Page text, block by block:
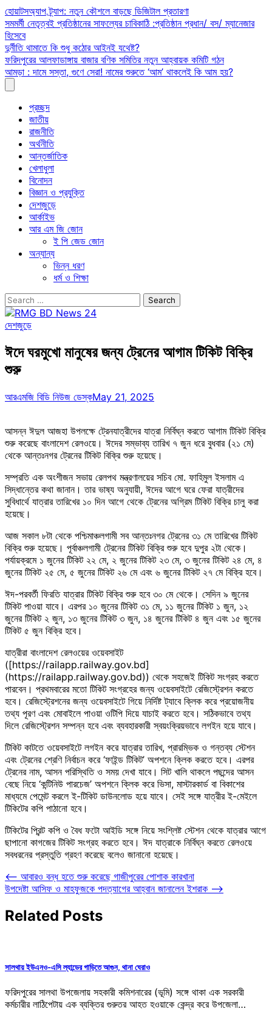
Skip
to
content
হোয়াটসঅ্যাপ ট্র্যাপ: নতুন কৌশলে বাড়ছে ডিজিটাল প্রতারণা
সমমর্মী নেতৃত্বই প্রতিষ্ঠানের সাফল্যের চাবিকাঠি :প্রতিষ্ঠান প্রধান/ বস/ ম্যানেজার
হিসেবে
দুর্নীতি থামাতে কি শুধু কঠোর আইনই যথেষ্ট?
ফরিদপুরের আলফাডাঙ্গায় বাজার বণিক সমিতির নতুন আহ্বায়ক কমিটি গঠন
আমড়া : দামে সস্তা, গুণে সেরা! নামের শুরুতে ‘আম’ থাকলেই কি আম হয়?
প্রচ্ছদ
জাতীয়
রাজনীতি
অর্থনীতি
আন্তর্জাতিক
খেলাধুলা
বিনোদন
বিজ্ঞান ও প্রযুক্তি
দেশজুড়ে
আর্কাইভ
আর এম জি জোন
ই পি জেড জোন
অন্যান্য
ভিন্ন ধরণ
ধর্ম ও শিক্ষা
Search
for:
দেশজুড়ে
ঈদে ঘরমুখো মানুষের জন্য ট্রেনের আগাম টিকিট বিক্রি
শুরু
আরএমজি বিডি নিউজ ডেস্কMay 21, 2025
আসন্ন ঈদুল আজহা উপলক্ষে ট্রেনযাত্রীদের যাত্রা নির্বিঘ্ন করতে আগাম টিকিট বিক্রি
শুরু করেছে বাংলাদেশ রেলওয়ে। ঈদের সম্ভাব্য তারিখ ৭ জুন ধরে বুধবার (২১ মে)
থেকে আন্তঃনগর ট্রেনের টিকিট বিক্রি শুরু হয়েছে।
সম্প্রতি এক অংশীজন সভায় রেলপথ মন্ত্রণালয়ের সচিব মো. ফাহিমুল ইসলাম এ
সিদ্ধান্তের কথা জানান। তার ভাষ্য অনুযায়ী, ঈদের আগে ঘরে ফেরা যাত্রীদের
সুবিধার্থে যাত্রার তারিখের ১০ দিন আগে থেকে ট্রেনের অগ্রিম টিকিট বিক্রি চালু করা
হয়েছে।
আজ সকাল ৮টা থেকে পশ্চিমাঞ্চলগামী সব আন্তঃনগর ট্রেনের ৩১ মে তারিখের টিকিট
বিক্রি শুরু হয়েছে। পূর্বাঞ্চলগামী ট্রেনের টিকিট বিক্রি শুরু হবে দুপুর ২টা থেকে।
পর্যায়ক্রমে ১ জুনের টিকিট ২২ মে, ২ জুনের টিকিট ২৩ মে, ৩ জুনের টিকিট ২৪ মে, ৪
জুনের টিকিট ২৫ মে, ৫ জুনের টিকিট ২৬ মে এবং ৬ জুনের টিকিট ২৭ মে বিক্রি হবে।
ঈদ-পরবর্তী ফিরতি যাত্রার টিকিট বিক্রি শুরু হবে ৩০ মে থেকে। সেদিন ৯ জুনের
টিকিট পাওয়া যাবে। এরপর ১০ জুনের টিকিট ৩১ মে, ১১ জুনের টিকিট ১ জুন, ১২
জুনের টিকিট ২ জুন, ১৩ জুনের টিকিট ৩ জুন, ১৪ জুনের টিকিট ৪ জুন এবং ১৫ জুনের
টিকিট ৫ জুন বিক্রি হবে।
যাত্রীরা বাংলাদেশ রেলওয়ের ওয়েবসাইট
([https://railapp.railway.gov.bd]
(https://railapp.railway.gov.bd)) থেকে সহজেই টিকিট সংগ্রহ করতে
পারবেন। প্রথমবারের মতো টিকিট সংগ্রহের জন্য ওয়েবসাইটে রেজিস্ট্রেশন করতে
হবে। রেজিস্ট্রেশনের জন্য ওয়েবসাইটে গিয়ে নির্দিষ্ট ট্যাবে ক্লিক করে প্রয়োজনীয়
তথ্য পূরণ এবং মোবাইলে পাওয়া ওটিপি দিয়ে যাচাই করতে হবে। সঠিকভাবে তথ্য
দিলে রেজিস্ট্রেশন সম্পন্ন হবে এবং ব্যবহারকারী স্বয়ংক্রিয়ভাবে লগইন হয়ে যাবে।
টিকিট কাটতে ওয়েবসাইটে লগইন করে যাত্রার তারিখ, প্রারম্ভিক ও গন্তব্য স্টেশন
এবং ট্রেনের শ্রেণি নির্বাচন করে ‘ফাইন্ড টিকিট’ অপশনে ক্লিক করতে হবে। এরপর
ট্রেনের নাম, আসন পরিস্থিতি ও সময় দেখা যাবে। সিট খালি থাকলে পছন্দের আসন
বেছে নিয়ে ‘কন্টিনিউ পারচেজ’ অপশনে ক্লিক করে ভিসা, মাস্টারকার্ড বা বিকাশের
মাধ্যমে পেমেন্ট করলে ই-টিকিট ডাউনলোড হয়ে যাবে। সেই সঙ্গে যাত্রীর ই-মেইলে
টিকিটের কপি পাঠানো হবে।
টিকিটের প্রিন্ট কপি ও বৈধ ফটো আইডি সঙ্গে নিয়ে সংশ্লিষ্ট স্টেশন থেকে যাত্রার আগে
ছাপানো কাগজের টিকিট সংগ্রহ করতে হবে। ঈদ যাত্রাকে নির্বিঘ্ন করতে রেলওয়ে
সবধরনের প্রস্তুতি গ্রহণ করেছে বলেও জানানো হয়েছে।
Post
navigation
⟵ আবারও বন্ধ হতে শুরু করেছে গাজীপুরের পোশাক কারখানা
উপদেষ্টা আসিফ ও মাহফুজকে পদত্যাগের আহ্বান জানালেন ইশরাক ⟶
Related Posts
সালথায় ইউএনও-এসি ল্যান্ডের গাড়িতে আগুন, থানা ঘেরাও
ফরিদপুরের সালথা উপজেলায় সহকারী কমিশনারের (ভূমি) সঙ্গে থাকা এক সরকারী
কর্মচারীর লাঠিপেটায় এক ব্যক্তির গুরুতর আহত হওয়াকে কেন্দ্র করে উপজেলা…